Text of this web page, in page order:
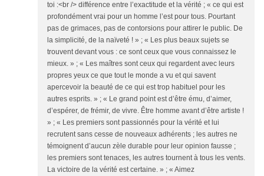
toi :<br /> différence entre l’exactitude et la vérité ; « ce qui est
profondément vrai pour un homme l’est pour tous. Pourtant
pas de grimaces, pas de contorsions pour attirer le public. De
la simplicité, de la naïveté ! » ; « Les plus beaux sujets se
trouvent devant vous : ce sont ceux que vous connaissez le
mieux. » ; « Les maîtres sont ceux qui regardent avec leurs
propres yeux ce que tout le monde a vu et qui savent
apercevoir la beauté de ce qui est trop habituel pour les
autres esprits. » ; « Le grand point est d’être ému, d’aimer,
d’espérer, de frémir, de vivre. Être homme avant d’être artiste !
» ; « Les premiers sont passionnés pour la vérité et lui
recrutent sans cesse de nouveaux adhérents ; les autres ne
témoignent d’aucun zèle durable pour leur opinion fausse ;
les premiers sont tenaces, les autres tournent à tous les vents.
La victoire de la vérité est certaine. » ; « Aimez